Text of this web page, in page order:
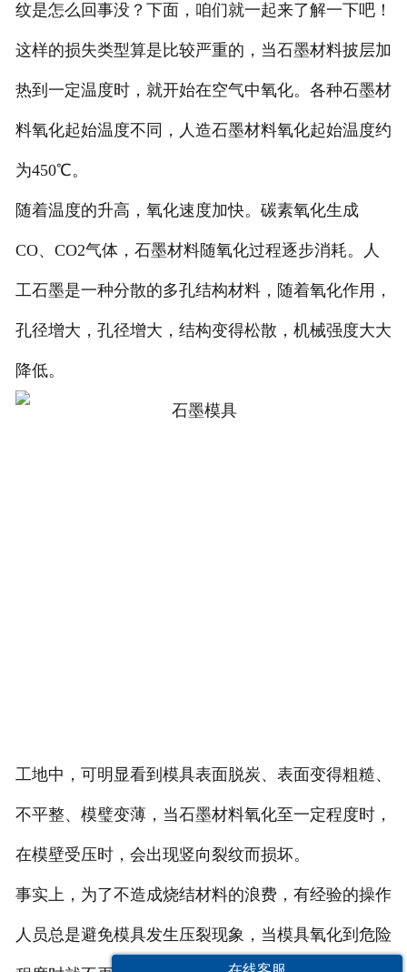
纹是怎么回事没？下面，咱们就一起来了解一下吧！
这样的损失类型算是比较严重的，当石墨材料披层加
热到一定温度时，就开始在空气中氧化。各种石墨材
料氧化起始温度不同，人造石墨材料氧化起始温度约
为450℃。
随着温度的升高，氧化速度加快。碳素氧化生成
CO、CO2气体，石墨材料随氧化过程逐步消耗。人
工石墨是一种分散的多孔结构材料，随着氧化作用，
孔径增大，孔径增大，结构变得松散，机械强度大大
降低。
工地中，可明显看到模具表面脱炭、表面变得粗糙、
不平整、模璧变薄，当石墨材料氧化至一定程度时，
在模壁受压时，会出现竖向裂纹而损坏。
事实上，为了不造成烧结材料的浪费，有经验的操作
人员总是避免模具发生压裂现象，当模具氧化到危险